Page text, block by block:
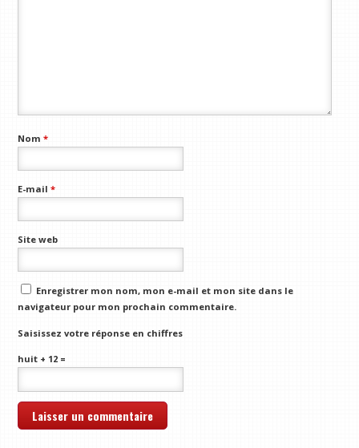
Nom*
E-mail*
Site web
Enregistrer mon nom, mon e-mail et mon site dans le
navigateur pour mon prochain commentaire.
Saisissez votre réponse en chiffres
huit + 12 =